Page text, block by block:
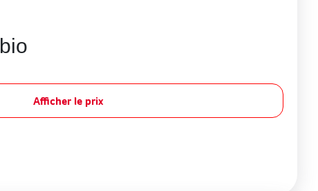
Afficher le prix